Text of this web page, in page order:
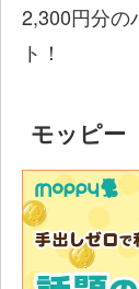
2,300円分の
ト！
モッピー